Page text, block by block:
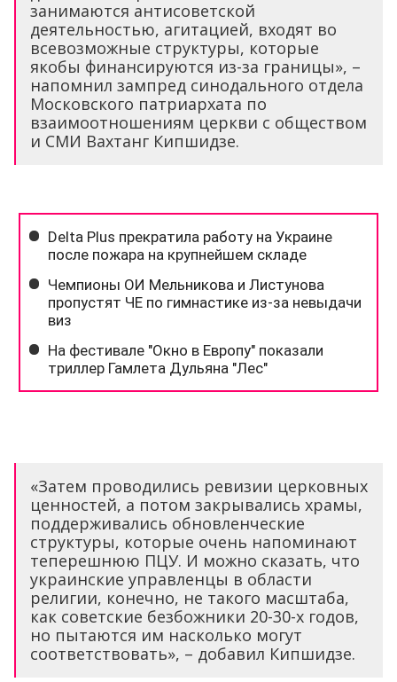
занимаются антисоветской
деятельностью, агитацией, входят во
всевозможные структуры, которые
якобы финансируются из-за границы», –
напомнил зампред синодального отдела
Московского патриархата по
взаимоотношениям церкви с обществом
и СМИ Вахтанг Кипшидзе.
«Затем проводились ревизии церковных
ценностей, а потом закрывались храмы,
поддерживались обновленческие
структуры, которые очень напоминают
теперешнюю ПЦУ. И можно сказать, что
украинские управленцы в области
религии, конечно, не такого масштаба,
как советские безбожники 20-30-х годов,
но пытаются им насколько могут
соответствовать», – добавил Кипшидзе.